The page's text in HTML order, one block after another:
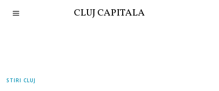
CLUJ CAPITALA
STIRI CLUJ